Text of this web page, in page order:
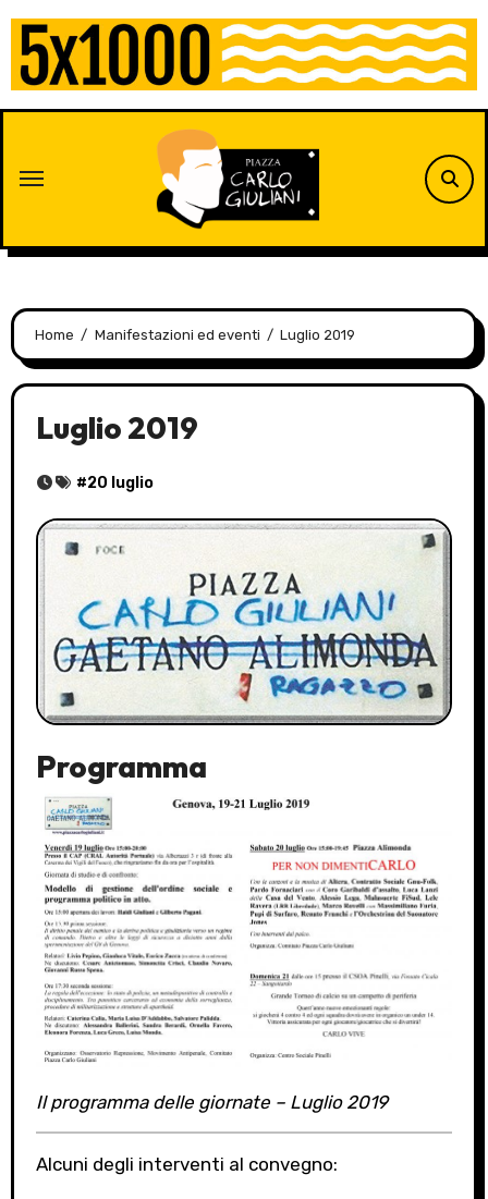
Skip
content
Home Manifestazioni ed eventi Luglio 2019
Luglio 2019
#20 luglio
Programma
Il programma delle giornate – Luglio 2019
Alcuni degli interventi al convegno: